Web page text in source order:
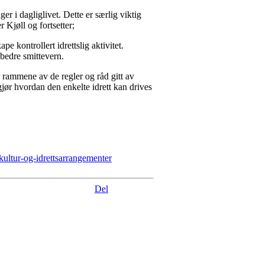
i dagliglivet. Dette er særlig viktig
Kjøll og fortsetter;
kontrollert idrettslig aktivitet.
smittevern.
av de regler og råd gitt av
hvordan den enkelte idrett kan drives
og-idrettsarrangementer
Del